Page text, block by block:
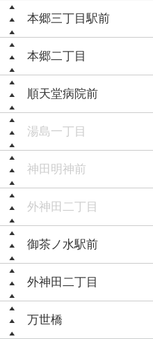
本郷三丁目駅前
本郷二丁目
順天堂病院前
湯島一丁目
神田明神前
外神田二丁目
御茶ノ水駅前
外神田二丁目
万世橋